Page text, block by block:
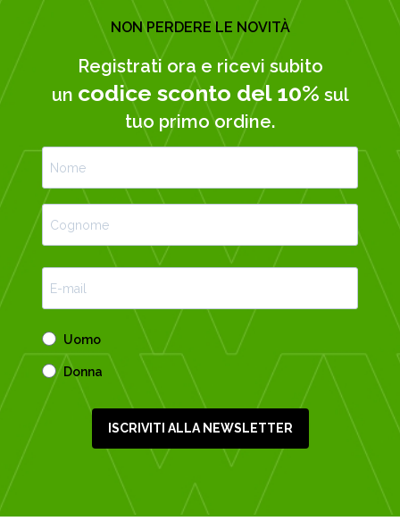
NON PERDERE LE NOVITÀ
Registrati ora e ricevi subito
un codice sconto del 10% sul
tuo primo ordine.
Uomo
Donna
ISCRIVITI ALLA NEWSLETTER